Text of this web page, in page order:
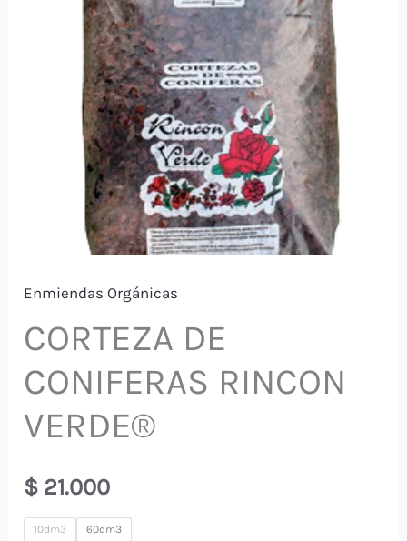
Enmiendas Orgánicas
CORTEZA DE
CONIFERAS RINCON
VERDE®
$ 21.000
10dm3 60dm3